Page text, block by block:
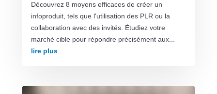
Découvrez 8 moyens efficaces de créer un
infoproduit, tels que l'utilisation des PLR ou la
collaboration avec des invités. Étudiez votre
marché cible pour répondre précisément aux...
lire plus